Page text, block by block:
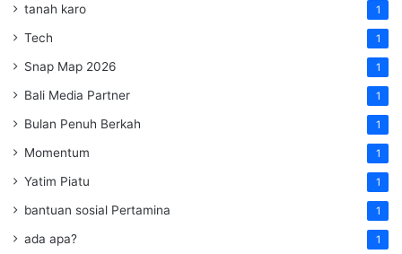
tanah karo 1
Tech 1
Snap Map 2026 1
Bali Media Partner 1
Bulan Penuh Berkah 1
Momentum 1
Yatim Piatu 1
bantuan sosial Pertamina 1
ada apa? 1